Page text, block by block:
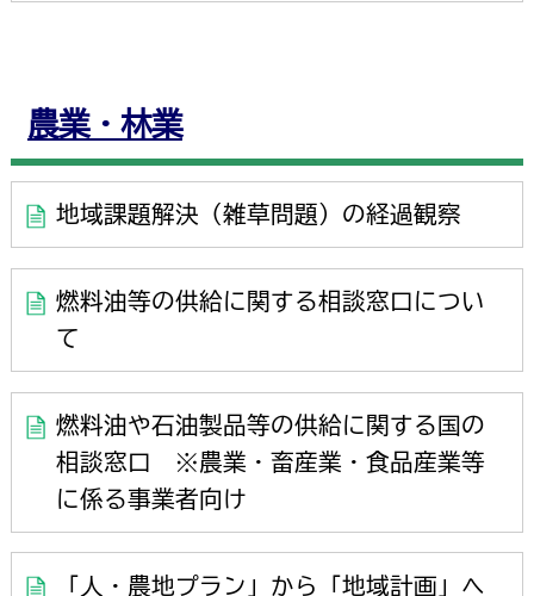
農業・林業
地域課題解決（雑草問題）の経過観察
燃料油等の供給に関する相談窓口につい
て
燃料油や石油製品等の供給に関する国の
相談窓口 ※農業・畜産業・食品産業等
に係る事業者向け
「人・農地プラン」から「地域計画」へ